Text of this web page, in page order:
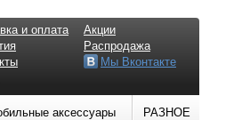
и оплата
Акции
Распродажа
Мы Вконтакте
аксессуары РАЗНОЕ